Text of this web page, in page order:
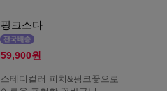
핑크소다
59,900원
스테디컬러 피치&핑크꽃으로